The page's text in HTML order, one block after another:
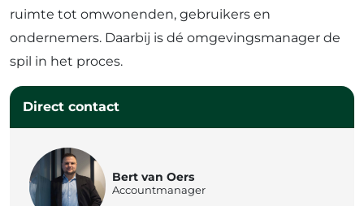
ruimte tot omwonenden, gebruikers en
ondernemers. Daarbij is dé omgevingsmanager de
spil in het proces.
Direct contact
Bert van Oers
Accountmanager